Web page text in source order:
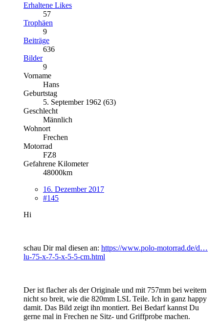
Erhaltene Likes
57
Trophäen
9
Beiträge
636
Bilder
9
Vorname
Hans
Geburtstag
5. September 1962 (63)
Geschlecht
Männlich
Wohnort
Frechen
Motorrad
FZ8
Gefahrene Kilometer
48000km
16. Dezember 2017
#145
Hi
schau Dir mal diesen an: https://www.polo-motorrad.de/d…
lu-75-x-7-5-x-5-5-cm.html
Der ist flacher als der Originale und mit 757mm bei weitem
nicht so breit, wie die 820mm LSL Teile. Ich in ganz happy
damit. Das Bild zeigt ihn montiert. Bei Bedarf kannst Du
gerne mal in Frechen ne Sitz- und Griffprobe machen.